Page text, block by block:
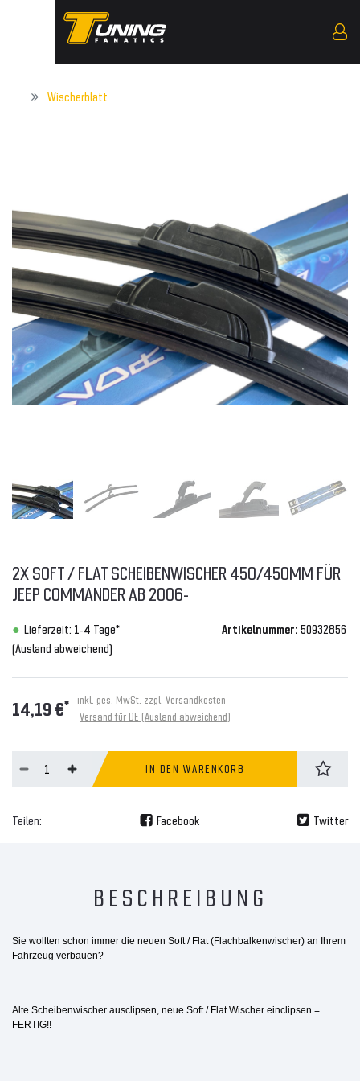
Wischerblatt
2X SOFT / FLAT SCHEIBENWISCHER 450/450MM FÜR
JEEP COMMANDER AB 2006-
Lieferzeit: 1-4 Tage*
(Ausland abweichend)
Artikelnummer: 50932856
14,19 €* inkl. ges. MwSt. zzgl. Versandkosten
Versand für DE (Ausland abweichend)
IN DEN WARENKORB
Teilen: Facebook Twitter
BESCHREIBUNG
Sie wollten schon immer die neuen Soft / Flat (Flachbalkenwischer) an Ihrem
Fahrzeug verbauen?
Alte Scheibenwischer ausclipsen, neue Soft / Flat Wischer einclipsen =
FERTIG!!